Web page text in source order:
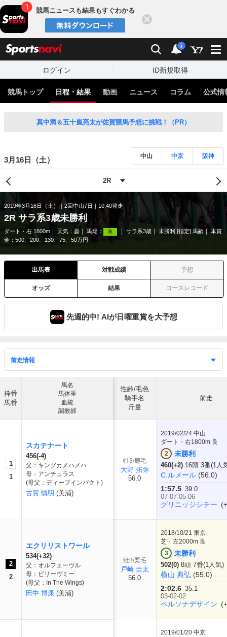
競馬ニュースも結果もすぐわかる
検索 通知
i
ログイン ID新規取得
競馬トップ 日程・結果 動画 ニュース コラム 公式情
真中満＆五十嵐亮太が佐賀競馬予想に挑戦！（PR）
3月16日（土） 中山 中京 阪神
2019年3月16日（土） 2回中山7日 10:40発走
2R サラ系3歳未勝利
ダート・右 1800m 天気： 曇 馬場： 良 サラ系3歳 未勝利 [指定] 馬齢
本賞
金：500、200、130、75、50万円
出馬表 対戦成績 予想
オッズ 結果 コースレコード
先週的中! AIが日曜重賞を大予想
枠番
馬番
馬名
馬体重
血統
調教師
1
1
スカテナート
456(-4)
父：キングカメハメハ
母：アンチュラス
(母父：ディープインパクト)
古賀 慎明 (美浦)
2
2
エクリリストワール
534(+32)
父：オルフェーヴル
母：ビリーヴミー
(母父：In The Wings)
田中 博康 (美浦)
性齢/毛色
騎手名
斤量
前走
牡3/鹿毛
大野 拓弥
56.0
2019/02/24 中山
ダート・右1800m 良
2
未勝利
460(+2) 16頭 3番(1人
C.ルメール (56.0)
1:57.5 39.0
07-07-05-06
グリニッジシチー
牡3/栗毛
戸崎 圭太
56.0
2018/10/21 東京
芝・左2000m 良
3
未勝利
502(0) 8頭 7番(1人気)
横山 典弘 (55.0)
2:02.6 35.1
03-02-02
ペルソナデザイン
2019/01/20 中京